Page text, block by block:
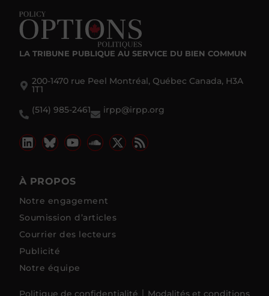
LA TRIBUNE PUBLIQUE AU SERVICE DU BIEN COMMUN
200-1470 rue Peel Montréal, Québec Canada, H3A
1T1
(514) 985-2461
irpp@irpp.org
À PROPOS
Notre engagement
Soumission d’articles
Courrier des lecteurs
Publicité
Notre équipe
Politique de confidentialité Modalités et conditions